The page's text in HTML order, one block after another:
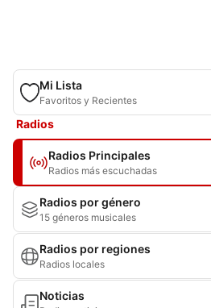
Mi Lista
Favoritos y Recientes
Radios
Radios Principales
Radios más escuchadas
Radios por género
15 géneros musicales
Radios por regiones
Radios locales
Noticias